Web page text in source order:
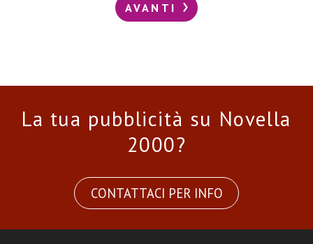
AVANTI
La tua pubblicità su Novella
2000?
CONTATTACI PER INFO